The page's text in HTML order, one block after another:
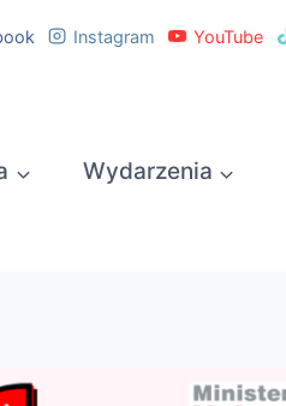
Instagram YouTube
Wydarzenia